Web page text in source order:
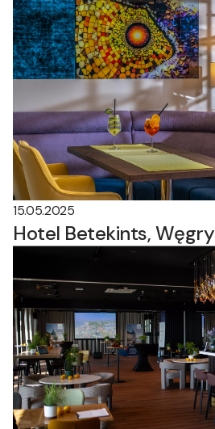
15.05.2025
Hotel Betekints, Węgry